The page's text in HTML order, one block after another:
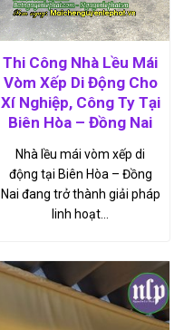
Thi Công Nhà Lều Mái
Vòm Xếp Di Động Cho
Xí Nghiệp, Công Ty Tại
Biên Hòa – Đồng Nai
Nhà lều mái vòm xếp di
động tại Biên Hòa – Đồng
Nai đang trở thành giải pháp
linh hoạt…